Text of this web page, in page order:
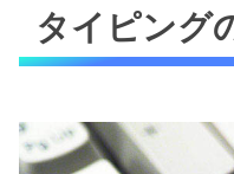
タイピング